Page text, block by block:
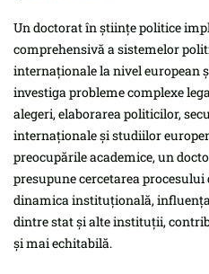
Un doctorat în științe politice
comprehensivă a sistemelor
internaționale la nivel european
investiga probleme complexe
alegeri, elaborarea politicilor,
internaționale și studiilor
preocupările academice, un
presupune cercetarea
dinamica instituțională,
dintre stat și alte instituții,
și mai echitabilă.